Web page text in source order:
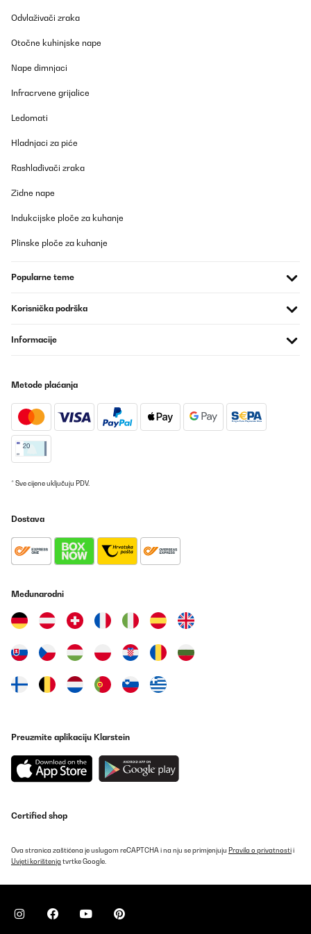
Odvlaživači zraka
Otočne kuhinjske nape
Nape dimnjaci
Infracrvene grijalice
Ledomati
Hladnjaci za piće
Rashlađivači zraka
Zidne nape
Indukcijske ploče za kuhanje
Plinske ploče za kuhanje
Popularne teme
Korisnička podrška
Informacije
Metode plaćanja
* Sve cijene uključuju PDV.
Dostava
Međunarodni
Preuzmite aplikaciju Klarstein
Certified shop
Ova stranica zaštićena je uslugom reCAPTCHA i na nju se primjenjuju Pravila o privatnostii
Uvjeti korištenja tvrtke Google.